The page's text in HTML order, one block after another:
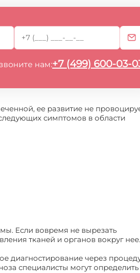
нам:+7 (499) 600-03-
ее развитие не
симптомов в области
Если вовремя не вырезать
тканей и органов вокруг
диагностирование через
специалисты могут определить